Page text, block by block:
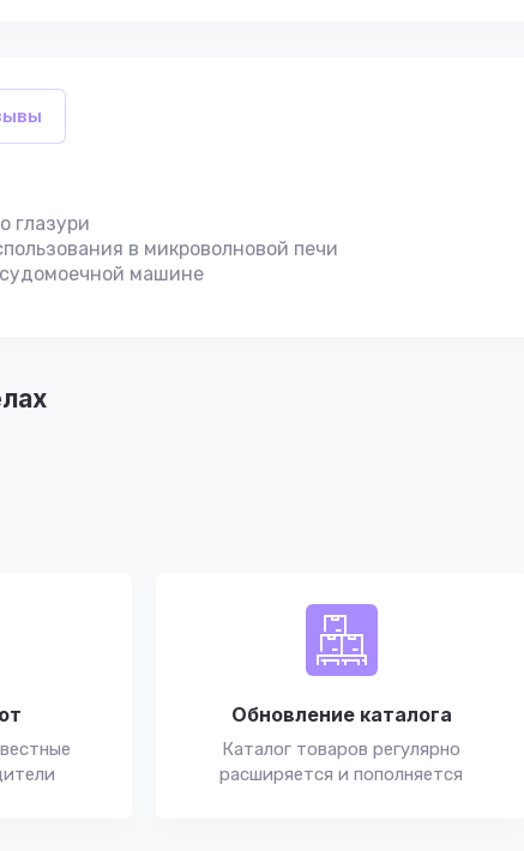
глазури
в микроволновой печи
машине
Обновление каталога
Каталог товаров регулярно
расширяется и пополняется